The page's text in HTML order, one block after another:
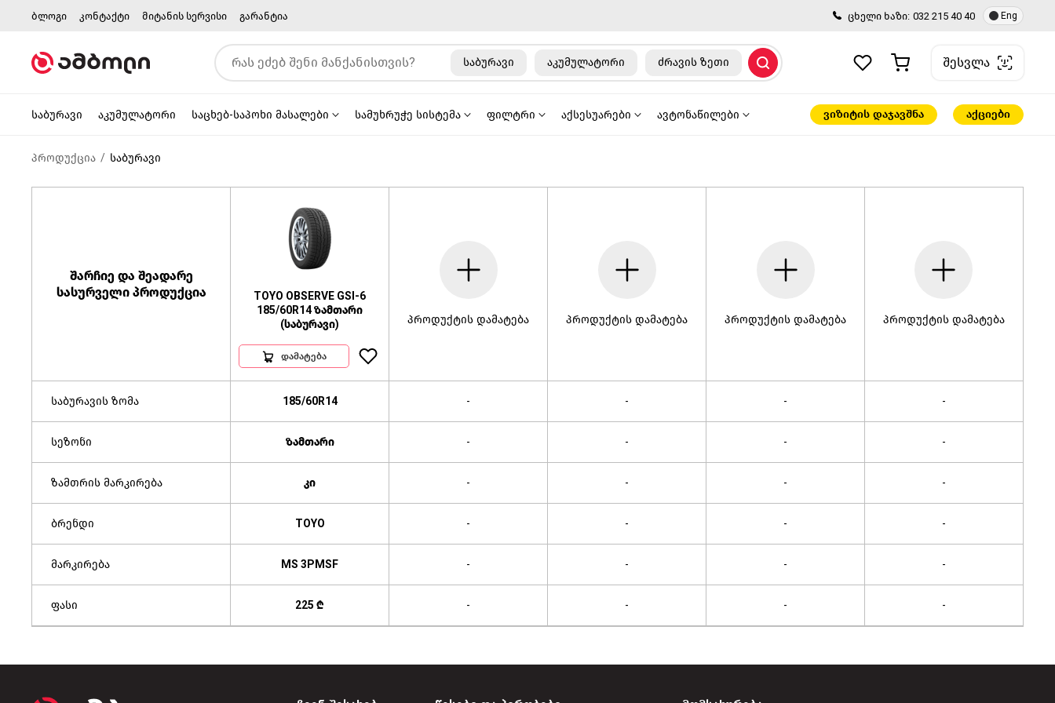
ბლოგი კონტაქტი მიტანის სერვისი გარანტია ცხელი ხაზი: 032 215 40 40 Eng
საბურავი აკუმულატორი ძრავის ზეთი შესვლა
საბურავი აკუმულატორი საცხებ-საპოხი მასალები სამუხრუჭე სისტემა ფილტრი აქსესუარები ავტონაწილები ვიზიტის დაჯავშნა აქციები
პროდუქცია საბურავი
შარჩიე და შეადარე
სასურველი პროდუქცია
TOYO OBSERVE GSI-6
185/60R14 ზამთარი
(საბურავი)
დამატება
პროდუქტის დამატება პროდუქტის დამატება პროდუქტის დამატება პროდუქტის დამატება
საბურავის ზომა 185/60R14 - - - -
სეზონი ზამთარი - - - -
ზამთრის მარკირება კი - - - -
ბრენდი TOYO - - - -
მარკირება MS 3PMSF - - - -
ფასი 225 ₾ - - - -